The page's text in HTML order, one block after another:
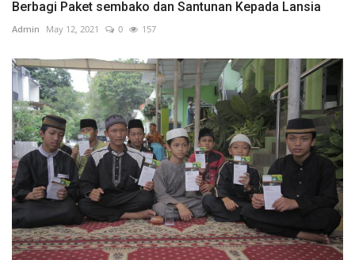
Berbagi Paket sembako dan Santunan Kepada Lansia
Admin May 12, 2021 0 157